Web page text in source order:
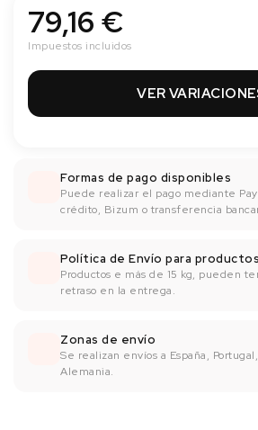
79,16 €
Impuestos incluidos
VER
Formas de pago disponibles
Puede realizar el pago mediante
crédito, Bizum o transferencia
Política de Envío para
Productos e más de 15 kg, pueden
retraso en la entrega.
Zonas de envío
Se realizan envíos a España,
Alemania.